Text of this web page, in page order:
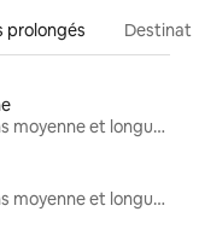
prolongés
Locations moyenne et longue durée
Locations moyenne et longue durée